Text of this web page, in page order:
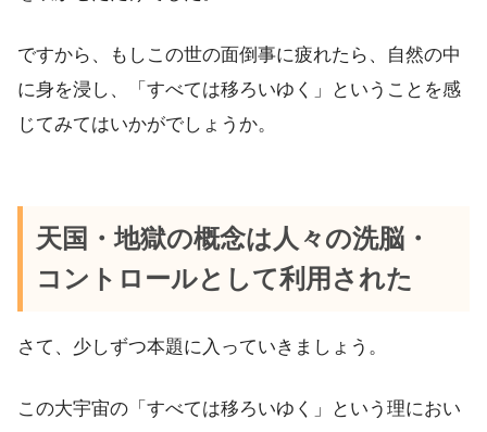
ですから、もしこの世の面倒事に疲れたら、自然の中
に身を浸し、「すべては移ろいゆく」ということを感
じてみてはいかがでしょうか。
天国・地獄の概念は人々の洗脳・
コントロールとして利用された
さて、少しずつ本題に入っていきましょう。
この大宇宙の「すべては移ろいゆく」という理におい